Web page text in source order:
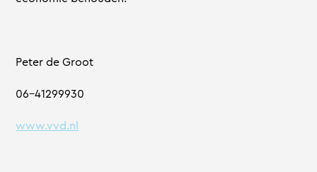
Peter de Groot
06-41299930
www.vvd.nl